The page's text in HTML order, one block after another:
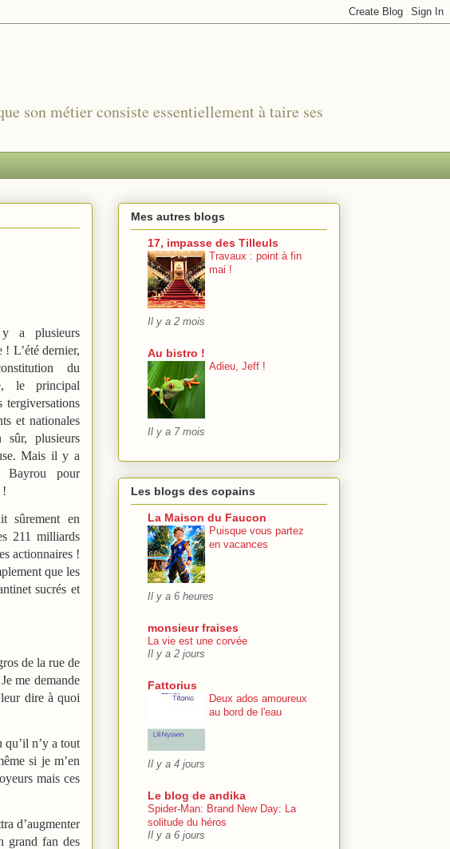
son métier consiste essentiellement à taire ses
a plusieurs
! L’été dernier,
du
le principal
tergiversations
et nationales
sûr, plusieurs
Mais il y a
Bayrou pour
!
sûrement en
211 milliards
actionnaires !
que les
sucrés et
de la rue de
me demande
dire à quoi
n’y a tout
si je m’en
mais ces
d’augmenter
grand fan des
Mes autres blogs
17, impasse des Tilleuls
Travaux : point à fin
mai !
Il y a 2 mois
Au bistro !
Adieu, Jeff !
Il y a 7 mois
Les blogs des copains
La Maison du Faucon
Puisque vous partez
en vacances
Il y a 6 heures
monsieur fraises
La vie est une corvée
Il y a 2 jours
Fattorius
Deux ados amoureux
au bord de l'eau
Il y a 4 jours
Le blog de andika
Spider-Man: Brand New Day: La
solitude du héros
Il y a 6 jours